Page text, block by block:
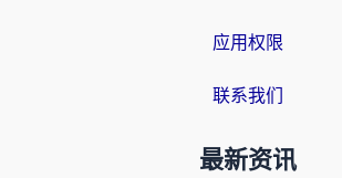
应用权限
联系我们
最新资讯